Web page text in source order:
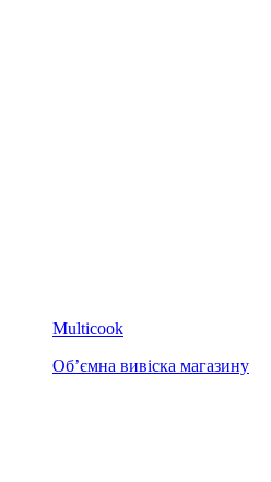
Multicook
Об’ємна вивіска магазину